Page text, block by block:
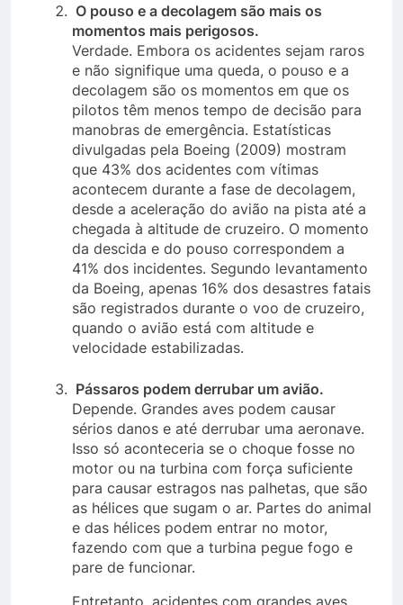
O pouso e a decolagem são mais os
momentos mais perigosos.
Verdade. Embora os acidentes sejam raros
e não signifique uma queda, o pouso e a
decolagem são os momentos em que os
pilotos têm menos tempo de decisão para
manobras de emergência. Estatísticas
divulgadas pela Boeing (2009) mostram
que 43% dos acidentes com vítimas
acontecem durante a fase de decolagem,
desde a aceleração do avião na pista até a
chegada à altitude de cruzeiro. O momento
da descida e do pouso correspondem a
41% dos incidentes. Segundo levantamento
da Boeing, apenas 16% dos desastres fatais
são registrados durante o voo de cruzeiro,
quando o avião está com altitude e
velocidade estabilizadas.
Pássaros podem derrubar um avião.
Depende. Grandes aves podem causar
sérios danos e até derrubar uma aeronave.
Isso só aconteceria se o choque fosse no
motor ou na turbina com força suficiente
para causar estragos nas palhetas, que são
as hélices que sugam o ar. Partes do animal
e das hélices podem entrar no motor,
fazendo com que a turbina pegue fogo e
pare de funcionar.
Entretanto, acidentes com grandes aves